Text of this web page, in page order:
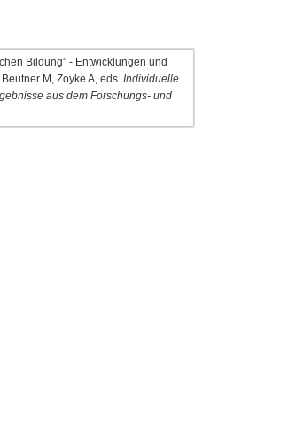
Bildung” - Entwicklungen und
M, Zoyke A, eds. Individuelle
aus dem Forschungs- und